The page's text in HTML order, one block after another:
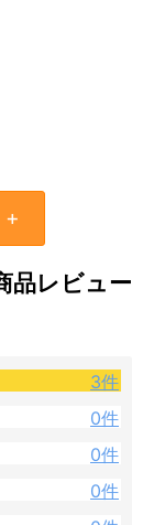
+
品レビュー
3件
0件
0件
0件